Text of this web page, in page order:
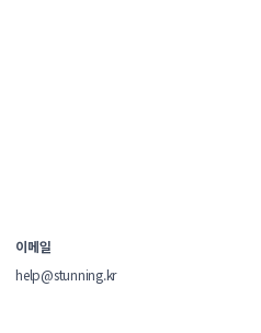
이메일
help@stunning.kr